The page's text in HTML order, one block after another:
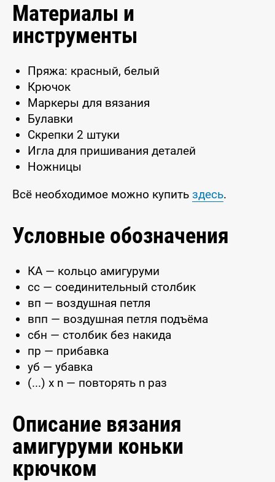
Материалы и
инструменты
Пряжа: красный, белый
Крючок
Маркеры для вязания
Булавки
Скрепки 2 штуки
Игла для пришивания деталей
Ножницы
Всё необходимое можно купить здесь.
Условные обозначения
КА — кольцо амигуруми
сс — соединительный столбик
вп — воздушная петля
впп — воздушная петля подъёма
сбн — столбик без накида
пр — прибавка
уб — убавка
(...) x n — повторять n раз
Описание вязания
амигуруми коньки
крючком